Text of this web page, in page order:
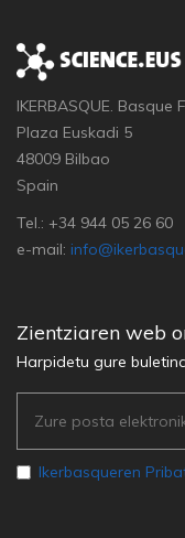
IKERBASQUE.
Plaza Euskadi 5
48009 Bilbao
Spain
Tel.: +34 944 05 26 60
e-mail:
Zientziaren web
Harpidetu gure
Ikerbasqueren